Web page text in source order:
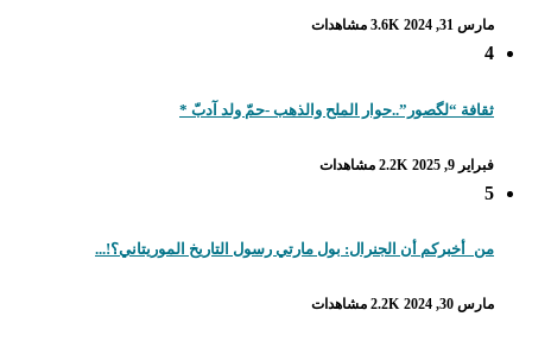
مارس 31, 2024 3.6K مشاهدات
4
ثقافة “لگصور”..حوار الملح والذهب -حمّ ولد آدبّ *
فبراير 9, 2025 2.2K مشاهدات
5
من_أخبركم أن الجنرال: بول مارتي رسول التاريخ الموريتاني؟!...
مارس 30, 2024 2.2K مشاهدات